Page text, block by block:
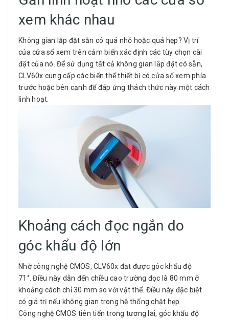
xem khác nhau
Không gian lắp đặt sẵn có quá nhỏ hoặc quá hẹp? Vị trí
của cửa sổ xem trên cảm biến xác định các tùy chọn cài
đặt của nó. Để sử dụng tất cả không gian lắp đặt có sẵn,
CLV60x cung cấp các biến thể thiết bị có cửa sổ xem phía
trước hoặc bên cạnh để đáp ứng thách thức này một cách
linh hoạt.
Khoảng cách đọc ngắn do
góc khẩu độ lớn
Nhờ công nghệ CMOS, CLV60x đạt được góc khẩu độ
71°. Điều này dẫn đến chiều cao trường đọc là 80 mm ở
khoảng cách chỉ 30 mm so với vật thể. Điều này đặc biệt
có giá trị nếu không gian trong hệ thống chật hẹp.
Công nghệ CMOS tiên tiến trong tương lai, góc khẩu độ